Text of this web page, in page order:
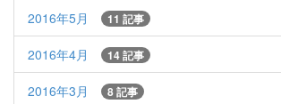
2016年5月 11 記事
2016年4月 14 記事
2016年3月 8 記事